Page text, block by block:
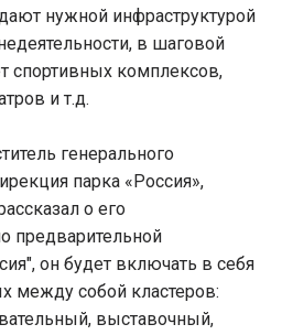
нужной инфраструктурой
в шаговой
спортивных комплексов,
и т.д.
генерального
парка «Россия»,
о его
предварительной
он будет включать в себя
между собой кластеров:
выставочный,